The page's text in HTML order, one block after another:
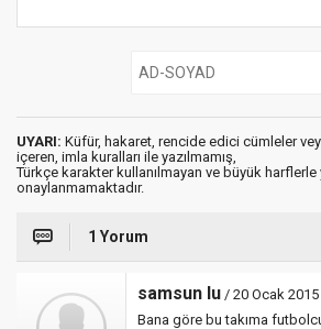
UYARI: Küfür, hakaret, rencide edici cümleler
içeren, imla kuralları ile yazılmamış,
Türkçe karakter kullanılmayan ve büyük harflerle
onaylanmamaktadır.
1 Yorum
samsun lu / 20 Ocak 2015
Bana göre bu takıma